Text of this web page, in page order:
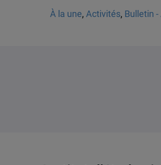
À la une, Activités, Bulletin